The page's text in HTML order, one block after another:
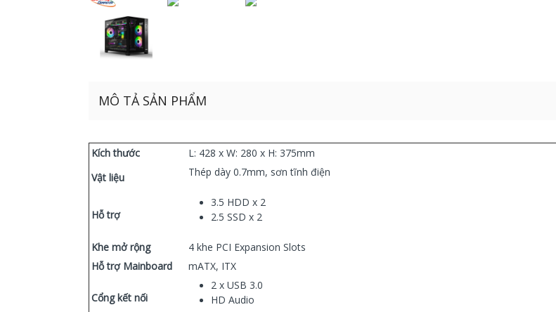
MÔ TẢ SẢN PHẨM
Kích thước
L: 428 x W: 280 x H: 375mm
Vật liệu
Thép dày 0.7mm, sơn tĩnh điện
Hỗ trợ
3.5 HDD x 2
2.5 SSD x 2
Khe mở rộng
4 khe PCI Expansion Slots
Hỗ trợ Mainboard
mATX, ITX
Cổng kết nối
2 x USB 3.0
HD Audio